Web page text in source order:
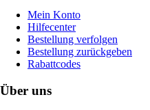
Mein Konto
Hilfecenter
Bestellung verfolgen
Bestellung zurückgeben
Rabattcodes
Über uns